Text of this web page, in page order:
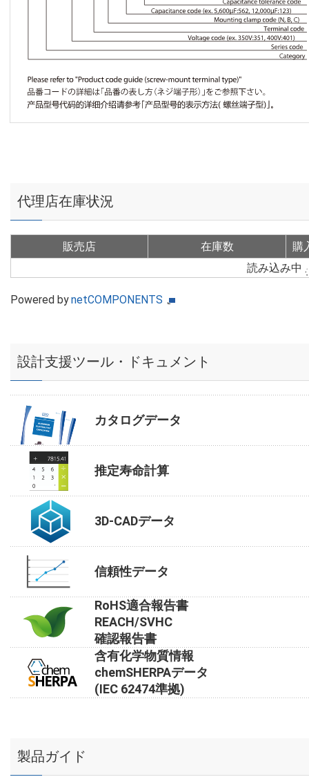
代理店在庫状況
販売店 在庫数
購
読み込み中
Powered bynetCOMPONENTS
設計支援ツール・ドキュメント
カタログデータ
推定寿命計算
3D-CADデータ
信頼性データ
RoHS適合報告書
REACH/SVHC
確認報告書
含有化学物質情報
chemSHERPAデータ
(IEC 62474準拠)
製品ガイド